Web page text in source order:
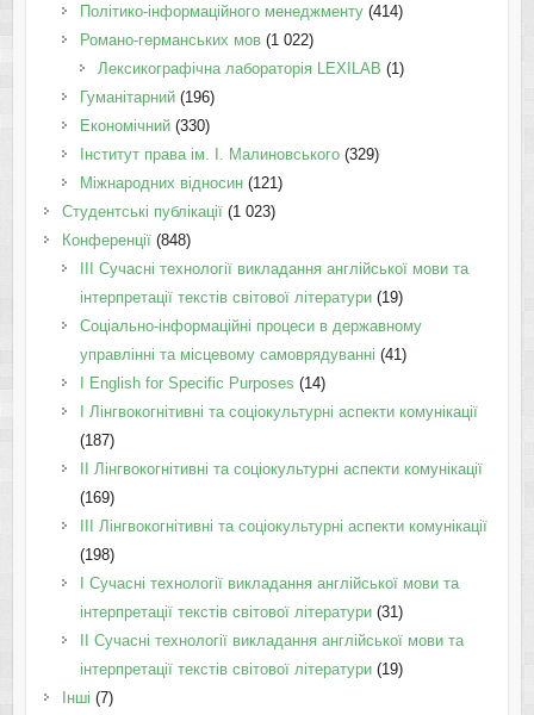
Політико-інформаційного менеджменту(414)
Романо-германських мов(1 022)
Лексикографічна лабораторія LEXILAB (1)
Гуманітарний(196)
Економічний(330)
Інститут права ім. І. Малиновського(329)
Міжнародних відносин(121)
Студентські публікації(1 023)
Конференції(848)
III Сучасні технології викладання англійської мови та
інтерпретації текстів світової літератури(19)
Соціально-інформаційні процеси в державному
управлінні та місцевому самоврядуванні (41)
І English for Specific Purposes (14)
I Лінгвокогнітивні та соціокультурні аспекти комунікації
(187)
IІ Лінгвокогнітивні та соціокультурні аспекти комунікації
(169)
IІI Лінгвокогнітивні та соціокультурні аспекти комунікації
(198)
I Cучасні технології викладання англійської мови та
інтерпретації текстів світової літератури(31)
II Cучасні технології викладання англійської мови та
інтерпретації текстів світової літератури(19)
Інші (7)